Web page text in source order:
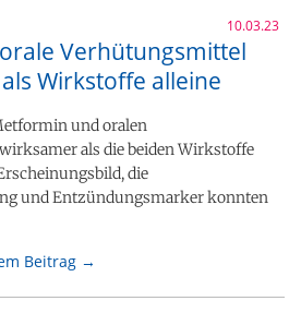
10.03.23
Verhütungsmittel
Wirkstoffe alleine
und oralen
als die beiden Wirkstoffe
die
und Entzündungsmarker konnten
Beitrag →